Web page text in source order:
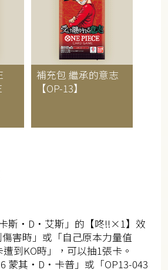
補充包 繼承的意志
【OP-13】
卡斯・D・艾斯」的【咚‼×1】效
害時」或「自己原本力量值
到KO時」，可以抽1張卡。
蒙其・D・卡普」或「OP13-043